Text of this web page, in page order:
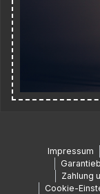
Impressum
Zahlung
Cookie-